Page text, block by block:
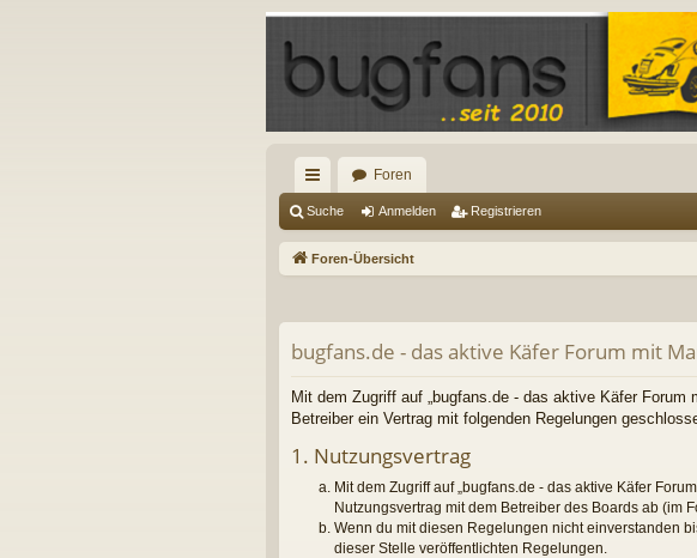
ch
ne
ug
riff
Foren
Suche Anmelden Registrieren
Foren-Übersicht
bugfans.de - das aktive Käfer Forum mit
Mit dem Zugriff auf „bugfans.de - das aktive Käfer Forum
Betreiber ein Vertrag mit folgenden Regelungen
1. Nutzungsvertrag
Mit dem Zugriff auf „bugfans.de - das aktive Käfer
Nutzungsvertrag mit dem Betreiber des Boards ab (im
Wenn du mit diesen Regelungen nicht einverstanden
dieser Stelle veröffentlichten Regelungen.